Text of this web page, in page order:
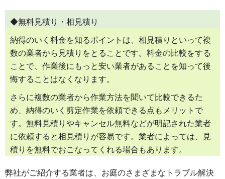
◆無料見積り・相見積り
納得のいく料金を知るポイントは、相見積りといって複
数の業者から見積りをとることです。料金の比較をする
ことで、作業後にもっと安い業者があることを知って後
悔することはなくなります。
さらに複数の業者から作業方法を聞いて比較できるた
め、納得のいく剪定作業を依頼できる点もメリットで
す。無料見積りやキャンセル無料などが明記された業者
に依頼すると相見積りが容易です。業者によっては、見
積りを無料でおこなってくれる場合もあります。
弊社がご紹介する業者は、お庭のさまざまなトラブル解決